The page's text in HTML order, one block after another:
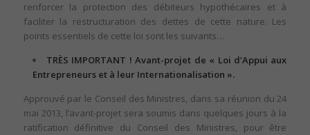
renforcer la protection des débiteurs hypothécaires et à
faciliter la restructuration des dettes de cette nature. Les
points essentiels de cette loi sont les suivants…
TRÈS IMPORTANT ! Avant-projet de « Loi d’Appui aux
Entrepreneurs et à leur Internationalisation ».
Approuvé par le Conseil des Ministres, dans sa réunion du 24
mai 2013, l’avant-projet sera soumis dans quelques jours à la
ratification définitive du Conseil des Ministres, pour être